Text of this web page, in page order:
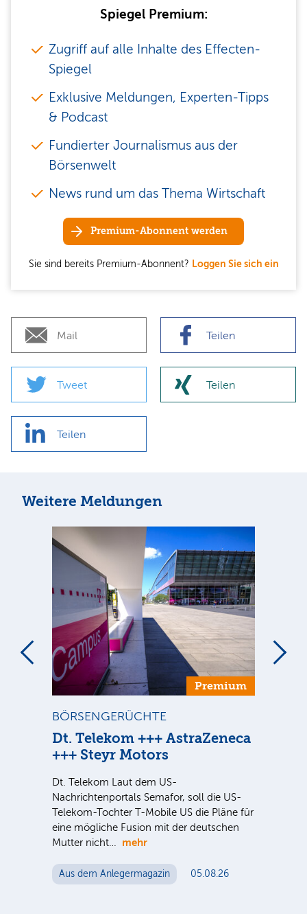
Spiegel Premium:
Zugriff auf alle Inhalte des Effecten-
Spiegel
Exklusive Meldungen, Experten-Tipps
& Podcast
Fundierter Journalismus aus der
Börsenwelt
News rund um das Thema Wirtschaft
Premium-Abonnent werden
Sie sind bereits Premium-Abonnent? Loggen Sie sich ein
Mail Teilen
Tweet Teilen
Teilen
Weitere Meldungen
Premium
BÖRSENGERÜCHTE
Dt. Telekom +++ AstraZeneca
+++ Steyr Motors
Dt. Telekom Laut dem US-
Nachrichtenportals Semafor, soll die US-
Telekom-Tochter T-Mobile US die Pläne für
eine mögliche Fusion mit der deutschen
Mutter nicht… mehr
Aus dem Anlegermagazin 05.08.26